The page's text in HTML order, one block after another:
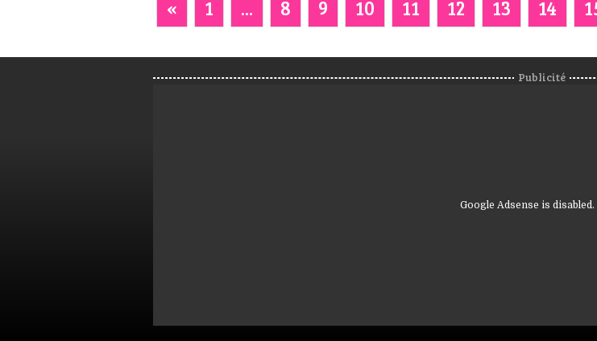
« 1 ... 8 9 10 11 12 13 14
Publicité
Google Adsense is disabled.